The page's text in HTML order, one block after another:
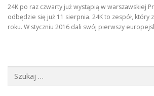
24K po raz czwarty już wystąpią w warszawskiej
odbędzie się już 11 sierpnia. 24K to zespół, który
roku. W styczniu 2016 dali swój pierwszy